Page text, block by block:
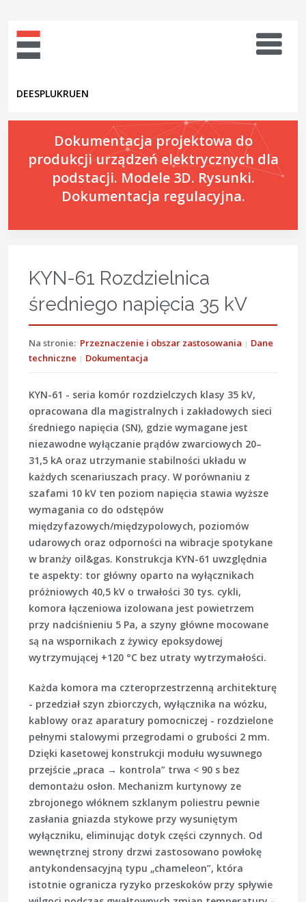
DEESPLUKRUEN
Dokumentacja projektowa do
produkcji urządzeń elektrycznych dla
podstacji. Modele 3D. Rysunki.
Dokumentacja regulacyjna.
KYN-61 Rozdzielnica
średniego napięcia 35 kV
Na stronie: Przeznaczenie i obszar zastosowania
Dane
techniczne
Dokumentacja
KYN-61 - seria komór rozdzielczych klasy 35 kV,
opracowana dla magistralnych i zakładowych sieci
średniego napięcia (SN), gdzie wymagane jest
niezawodne wyłączanie prądów zwarciowych 20–
31,5 kA oraz utrzymanie stabilności układu w
każdych scenariuszach pracy. W porównaniu z
szafami 10 kV ten poziom napięcia stawia wyższe
wymagania co do odstępów
międzyfazowych/międzypolowych, poziomów
udarowych oraz odporności na wibracje spotykane
w branży oil&gas. Konstrukcja KYN-61 uwzględnia
te aspekty: tor główny oparto na wyłącznikach
próżniowych 40,5 kV o trwałości 30 tys. cykli,
komora łączeniowa izolowana jest powietrzem
przy nadciśnieniu 5 Pa, a szyny główne mocowane
są na wspornikach z żywicy epoksydowej
wytrzymującej +120 °C bez utraty wytrzymałości.
Każda komora ma czteroprzestrzenną architekturę
- przedział szyn zbiorczych, wyłącznika na wózku,
kablowy oraz aparatury pomocniczej - rozdzielone
pełnymi stalowymi przegrodami o grubości 2 mm.
Dzięki kasetowej konstrukcji modułu wysuwnego
przejście „praca → kontrola” trwa < 90 s bez
demontażu osłon. Mechanizm kurtynowy ze
zbrojonego włóknem szklanym poliestru pewnie
zasłania gniazda stykowe przy wysuniętym
wyłączniku, eliminując dotyk części czynnych. Od
wewnętrznej strony drzwi zastosowano powłokę
antykondensacyjną typu „chameleon”, która
istotnie ogranicza ryzyko przeskoków przy spływie